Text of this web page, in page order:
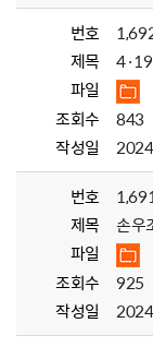
번호
제목
파일
조회수
843
작성일
번호
제목
손우
파일
조회수
925
작성일